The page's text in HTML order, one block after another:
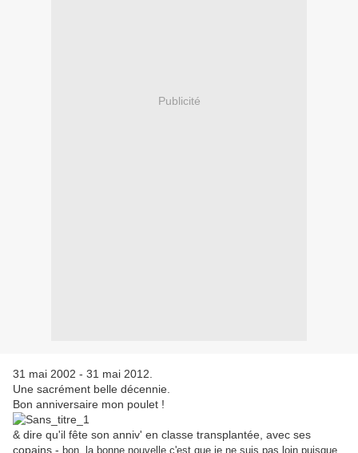
Publicité
31 mai 2002 - 31 mai 2012.
Une sacrément belle décennie.
Bon anniversaire mon poulet !
& dire qu'il fête son anniv' en classe transplantée, avec ses
copains - bon, la bonne nouvelle c'est que je ne suis pas loin puisque